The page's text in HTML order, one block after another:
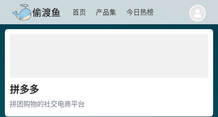
首页 产品集 今日热榜
拼多多
拼团购物的社交电商平台